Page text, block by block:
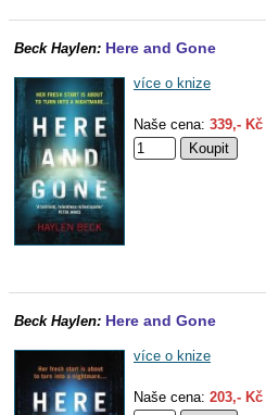
Beck Haylen: Here and Gone
více o knize
Naše cena: 339,- Kč
Beck Haylen: Here and Gone
více o knize
Naše cena: 203,- Kč